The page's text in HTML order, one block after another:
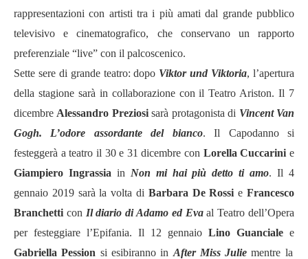
rappresentazioni con artisti tra i più amati dal grande pubblico
televisivo e cinematografico, che conservano un rapporto
preferenziale “live” con il palcoscenico.
Sette sere di grande teatro: dopo Viktor und Viktoria, l’apertura
della stagione sarà in collaborazione con il Teatro Ariston. Il 7
dicembre Alessandro Preziosisarà protagonista di Vincent Van
Gogh. L’odore assordante del
bianco. Il Capodanno si
festeggerà a teatro il 30 e 31 dicembre con Lorella Cuccarini e
Giampiero Ingrassia in Non mi hai più detto ti amo. Il 4
gennaio 2019 sarà la volta di Barbara De Rossie Francesco
Branchetti con Il diario di Adamo ed Evaal Teatro dell’Opera
per festeggiare l’Epifania. Il 12 gennaio Lino Guanciale e
Gabriella Pession si esibiranno in After Miss Julie mentre la